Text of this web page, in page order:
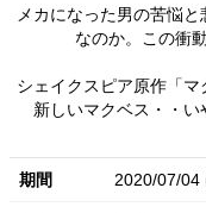
メカになった男の苦悩
なのか。この衝
シェイクスピア原作「
新しいマクベス・・い
期間 2020/07/04